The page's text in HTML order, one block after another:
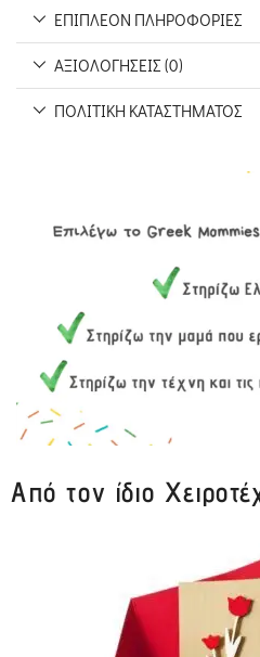
ΕΠΙΠΛΈΟΝ ΠΛΗΡΟΦΟΡΊΕΣ
ΑΞΙΟΛΟΓΉΣΕΙΣ (0)
ΠΟΛΙΤΙΚΉ ΚΑΤΑΣΤΉΜΑΤΟΣ
Από τον ίδιο